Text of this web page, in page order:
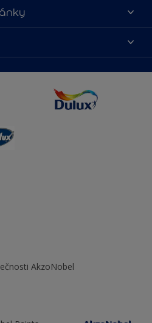
AkzoNobel